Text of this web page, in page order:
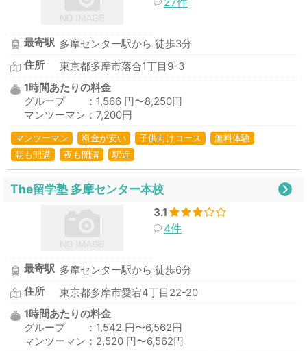
最寄駅 多摩センター駅から 徒歩3分
住所
東京都多摩市落合1丁目9-3
1時間あたりの料金
グループ ：1,566 円〜8,250円
マンツーマン：7,200円
マンツーマン 料金が安い 子供向けコース
無料体験
朝も開講
夜も開講 駅近
The留学塾 多摩センター本校
3.1
4件
最寄駅 多摩センター駅から 徒歩6分
住所
東京都多摩市愛宕4丁目22-20
1時間あたりの料金
グループ ：1,542 円〜6,562円
マンツーマン：2,520 円〜6,562円